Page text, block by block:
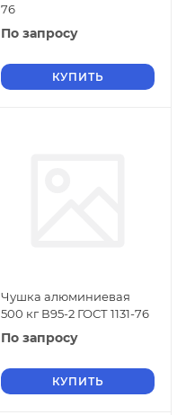
76
По запросу
КУПИТЬ
Чушка алюминиевая
500 кг В95-2 ГОСТ 1131-76
По запросу
КУПИТЬ